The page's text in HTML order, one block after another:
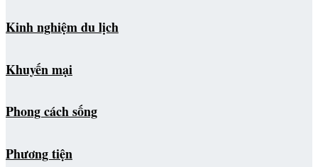
Kinh nghiệm du lịch
Khuyến mại
Phong cách sống
Phương tiện